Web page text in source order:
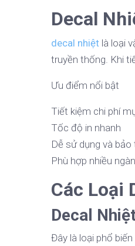
Decal
decal nhiệt là loại
truyền thống. Khi
Ưu điểm nổi bật
Tiết kiệm chi phí
Tốc độ in nhanh
Dễ sử dụng và bảo
Phù hợp nhiều
Các Loại
Decal
Đây là loại phổ